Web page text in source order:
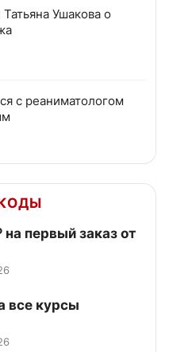
Ушакова о
с реаниматологом
первый заказ от
все курсы